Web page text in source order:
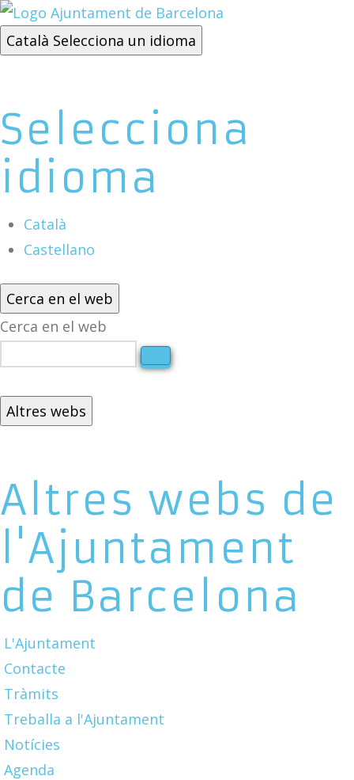
Català Selecciona un idioma
Selecciona
idioma
Català
Castellano
Cerca en el web
Cerca en el web
Altres webs
Altres webs de
l'Ajuntament
de Barcelona
L'Ajuntament
Contacte
Tràmits
Treballa a l'Ajuntament
Notícies
Agenda